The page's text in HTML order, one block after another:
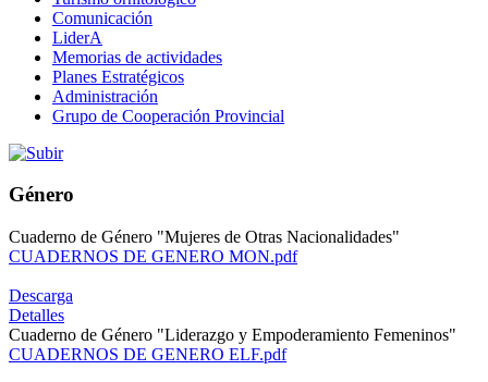
Comunicación
LiderA
Memorias de actividades
Planes Estratégicos
Administración
Grupo de Cooperación Provincial
Género
Cuaderno de Género "Mujeres de Otras Nacionalidades"
CUADERNOS DE GENERO MON.pdf
Descarga
Detalles
Cuaderno de Género "Liderazgo y Empoderamiento Femeninos"
CUADERNOS DE GENERO ELF.pdf